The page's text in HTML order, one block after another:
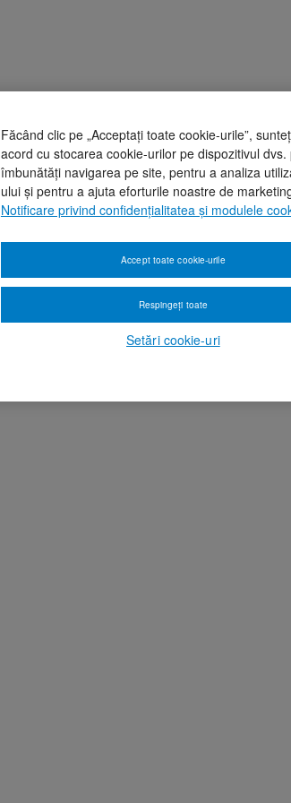
Făcând clic pe „Acceptați toate cookie-urile”,
acord cu stocarea cookie-urilor pe dispozitivul dvs.
îmbunătăți navigarea pe site, pentru a analiza
ului și pentru a ajuta eforturile noastre de
Notificare privind confidențialitatea și modulele
Setări cookie-uri
Respingeți toate
Accept toate cookie-urile